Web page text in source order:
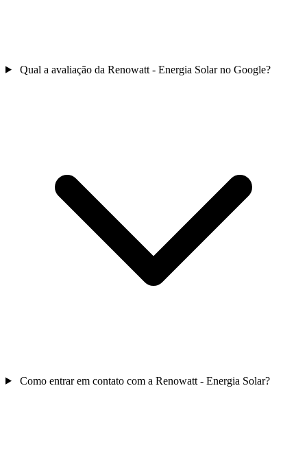
Qual a avaliação da Renowatt - Energia Solar no Google?
Como entrar em contato com a Renowatt - Energia Solar?